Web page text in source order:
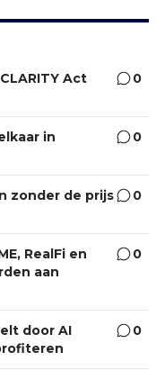
Act
0
in
0
zonder de prijs
0
RealFi en
aan
0
door AI
0